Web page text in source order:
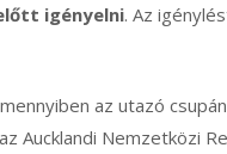
igényelni. Az
az utazó
Aucklandi Nemzetközi